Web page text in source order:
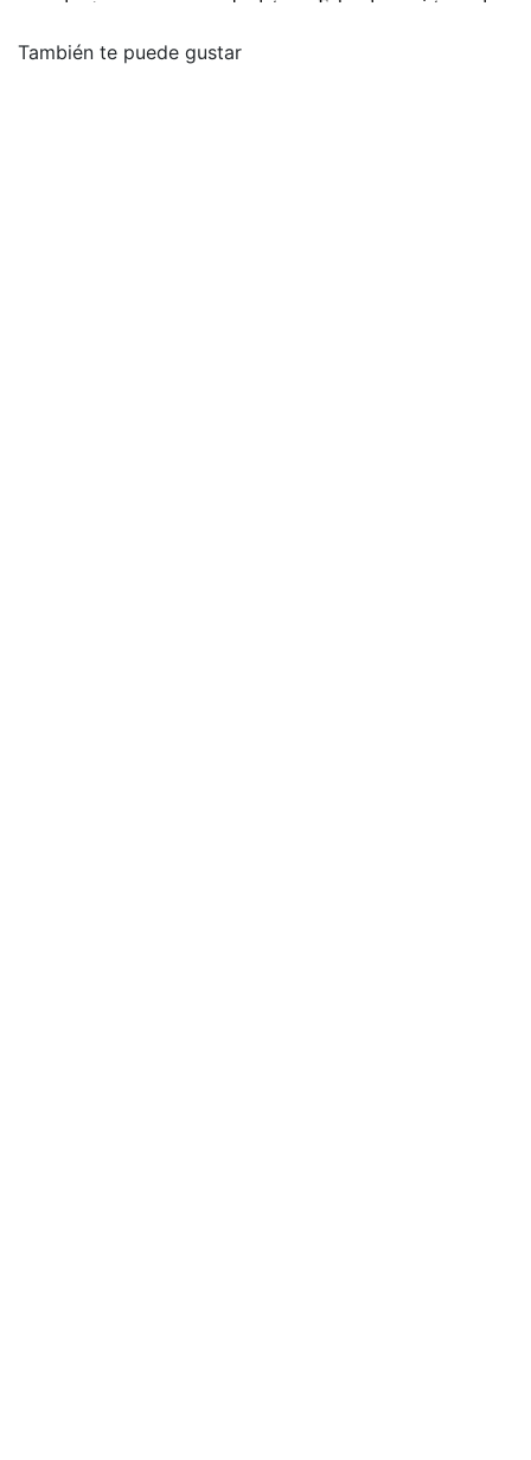
También te puede gustar